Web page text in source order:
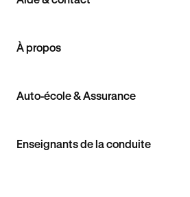
À propos
Auto-école & Assurance
Enseignants de la conduite